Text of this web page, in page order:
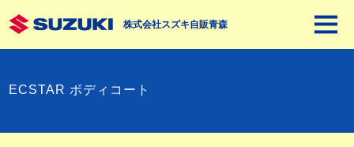
株式会社スズキ自販青森
ECSTAR ボディコート